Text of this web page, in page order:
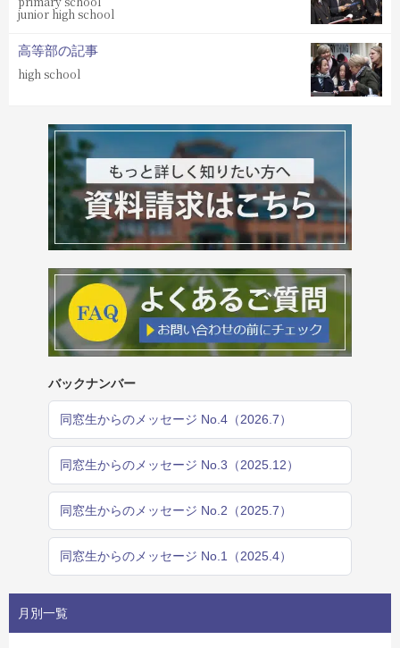
junior high school
高等部の記事
high school
バックナンバー
同窓生からのメッセージ No.4（2026.7）
同窓生からのメッセージ No.3（2025.12）
同窓生からのメッセージ No.2（2025.7）
同窓生からのメッセージ No.1（2025.4）
月別一覧